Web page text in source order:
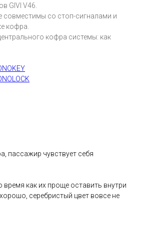
GIVI V46.
совместимы со стоп-сигналами и
кофра.
кофра системы: как
пассажир чувствует себя
как их проще оставить внутри
серебристый цвет вовсе не